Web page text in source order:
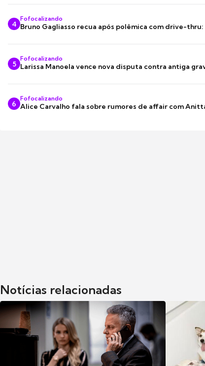
4
Fofocalizando
Bruno Gagliasso recua após polêmica com drive-
5
Fofocalizando
Larissa Manoela vence nova disputa contra antiga
6
Fofocalizando
Alice Carvalho fala sobre rumores de affair com
Notícias relacionadas